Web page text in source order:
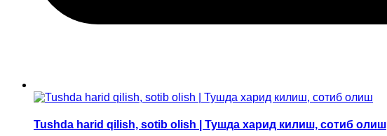
Tushda harid qilish, sotib olish | Тушда харид килиш, сотиб олиш